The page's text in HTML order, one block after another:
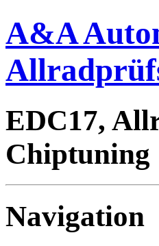
A&A
EDC17,
Chiptuning
Navigation